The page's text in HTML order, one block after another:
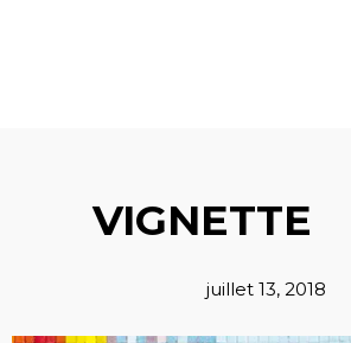
VIGNETTE
juillet 13, 2018